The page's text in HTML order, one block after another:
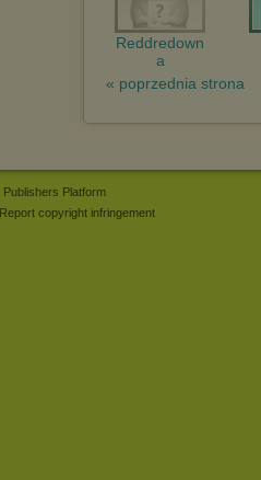
Reddredown
a
« poprzednia strona
Publishers Platform
Report copyright infringement